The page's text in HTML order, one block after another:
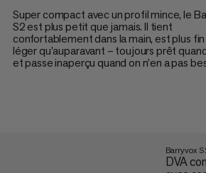
Super compact avec un profil mince, le
S2 est plus petit que jamais. Il tient
confortablement dans la main, est plus
léger qu’auparavant – toujours prêt
et passe inaperçu quand on n’en a pas
Barryvox
DVA